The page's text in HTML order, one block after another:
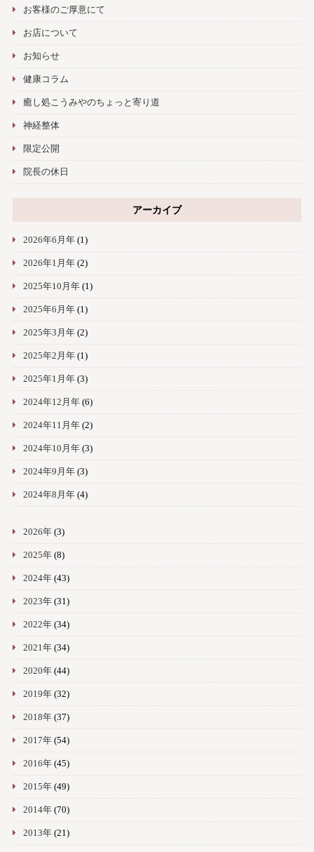
お客様のご厚意にて
お店について
お知らせ
健康コラム
癒し処こうみやのちょっと寄り道
神経整体
限定公開
院長の休日
アーカイブ
2026年6月年(1)
2026年1月年(2)
2025年10月年(1)
2025年6月年(1)
2025年3月年(2)
2025年2月年(1)
2025年1月年(3)
2024年12月年(6)
2024年11月年(2)
2024年10月年(3)
2024年9月年(3)
2024年8月年(4)
2026年(3)
2025年(8)
2024年(43)
2023年(31)
2022年(34)
2021年(34)
2020年(44)
2019年(32)
2018年(37)
2017年(54)
2016年(45)
2015年(49)
2014年(70)
2013年(21)